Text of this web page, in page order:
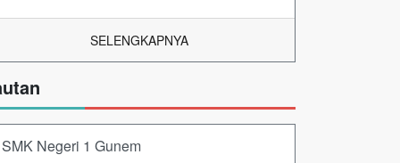
SELENGKAPNYA
SMK Negeri 1 Gunem